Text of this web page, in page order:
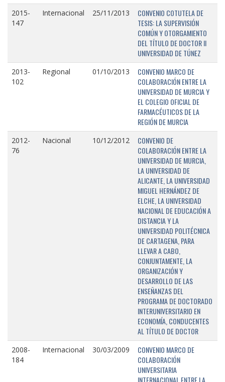
2015-
147
Internacional 25/11/2013
CONVENIO COTUTELA DE
TESIS: LA SUPERVISIÓN
COMÚN Y OTORGAMIENTO
DEL TÍTULO DE DOCTOR II
UNIVERSIDAD DE TÚNEZ
2013-
102
Regional 01/10/2013
CONVENIO MARCO DE
COLABORACIÓN ENTRE LA
UNIVERSIDAD DE MURCIA Y
EL COLEGIO OFICIAL DE
FARMACÉUTICOS DE LA
REGIÓN DE MURCIA
2012-
76
Nacional 10/12/2012
CONVENIO DE
COLABORACIÓN ENTRE LA
UNIVERSIDAD DE MURCIA,
LA UNIVERSIDAD DE
ALICANTE, LA UNIVERSIDAD
MIGUEL HERNÁNDEZ DE
ELCHE, LA UNIVERSIDAD
NACIONAL DE EDUCACIÓN A
DISTANCIA Y LA
UNIVERSIDAD POLITÉCNICA
DE CARTAGENA, PARA
LLEVAR A CABO,
CONJUNTAMENTE, LA
ORGANIZACIÓN Y
DESARROLLO DE LAS
ENSEÑANZAS DEL
PROGRAMA DE DOCTORADO
INTERUNIVERSITARIO EN
ECONOMÍA, CONDUCENTES
AL TÍTULO DE DOCTOR
2008-
184
Internacional 30/03/2009
CONVENIO MARCO DE
COLABORACIÓN
UNIVERSITARIA
INTERNACIONAL ENTRE LA